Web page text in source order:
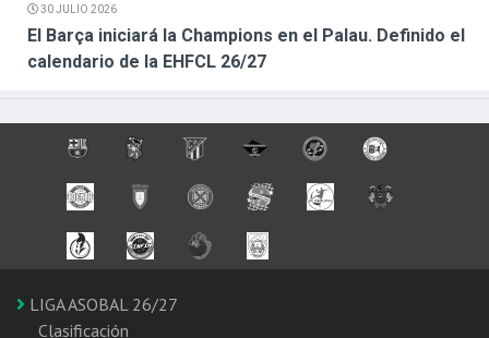
30 JULIO 2026
El Barça iniciará la Champions en el Palau. Definido el
calendario de la EHFCL 26/27
LIGA ASOBAL 26/27
Clasificación